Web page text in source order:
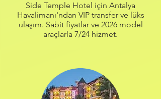
Side Temple Hotel için Antalya
Havalimanı'ndan VIP transfer ve lüks
ulaşım. Sabit fiyatlar ve 2026 model
araçlarla 7/24 hizmet.